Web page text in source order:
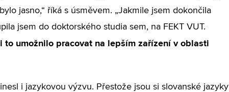
jasno,“ říká s úsměvem. „Jakmile jsem dokončila
jsem do doktorského studia sem, na FEKT VUT.
umožnilo pracovat na lepším zařízení v oblasti
i jazykovou výzvu. Přestože jsou si slovanské jazyky